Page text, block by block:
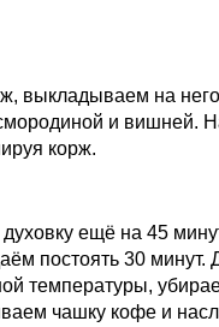
выкладываем на
и вишней.
корж.
ещё на 45
постоять 30 минут.
температуры,
чашку кофе и